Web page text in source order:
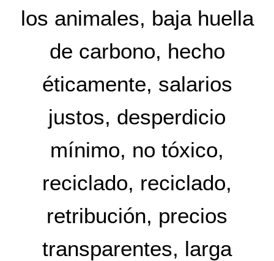
los animales, baja huella
de carbono, hecho
éticamente, salarios
justos, desperdicio
mínimo, no tóxico,
reciclado, reciclado,
retribución, precios
transparentes, larga